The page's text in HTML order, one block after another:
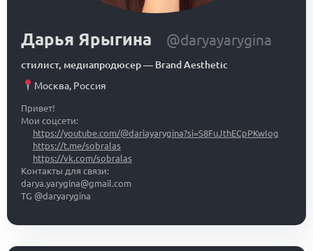
Дарья Ярыгина @daryayarygina
стилист, медиапродюсер— Brand Aesthetic
Москва, Россия
Привет!
Мои соцсети:
https://youtube.com/@dariayarygina?si=S8FuJthECpPKwIog
https://t.me/sobralas
https://vk.com/sobralas
Контакты для связи:
darya.yarygina@gmail.com
TG @daryarygina